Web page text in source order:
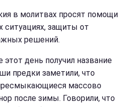
в молитвах просят помощи
защиты от
решений.
этот день получил название
предки заметили, что
массово
после зимы. Говорили, что